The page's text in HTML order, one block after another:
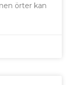
örter kan